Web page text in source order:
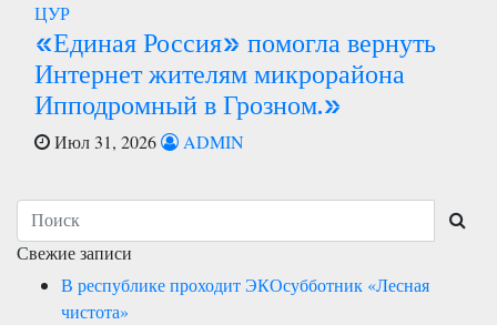
ЦУР
«Единая Россия» помогла вернуть
Интернет жителям микрорайона
Ипподромный в Грозном.»
Июл 31, 2026 ADMIN
Свежие записи
В республике проходит ЭКОсубботник «Лесная
чистота»